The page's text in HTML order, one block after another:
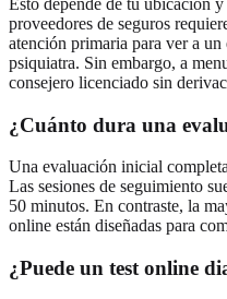
Esto depende de tu ubicación
proveedores de seguros
atención primaria para ver a
psiquiatra. Sin embargo, a
consejero licenciado sin
¿Cuánto dura una
Una evaluación inicial
Las sesiones de seguimiento
50 minutos. En contraste, la
online están diseñadas para
¿Puede un test online